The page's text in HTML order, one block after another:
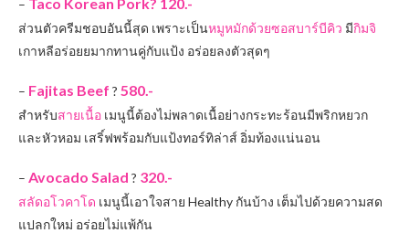
–
ส่วนตัวครีมชอบอันนี้สุด เพราะเป็นหมูหมักด้วยซอสบาร์บีคิว มีกิมจิ
เกาหลีอร่อยยมากทานคู่กับแป้ง อร่อยลงตัวสุดๆ
– Fajitas Beef ? 580.-
สำหรับสายเนื้อ เมนูนี้ต้องไม่พลาดเนื้อย่างกระทะร้อนมีพริกหยวก
และหัวหอม เสริ์ฟพร้อมกับแป้งทอร์ทิล่าส์ อิ่มท้องแน่นอน
– Avocado Salad ? 320.-
สลัดอโวคาโด เมนูนี้เอาใจสาย Healthy กันบ้าง เต็มไปด้วยความสด
แปลกใหม่ อร่อยไม่แพ้กัน